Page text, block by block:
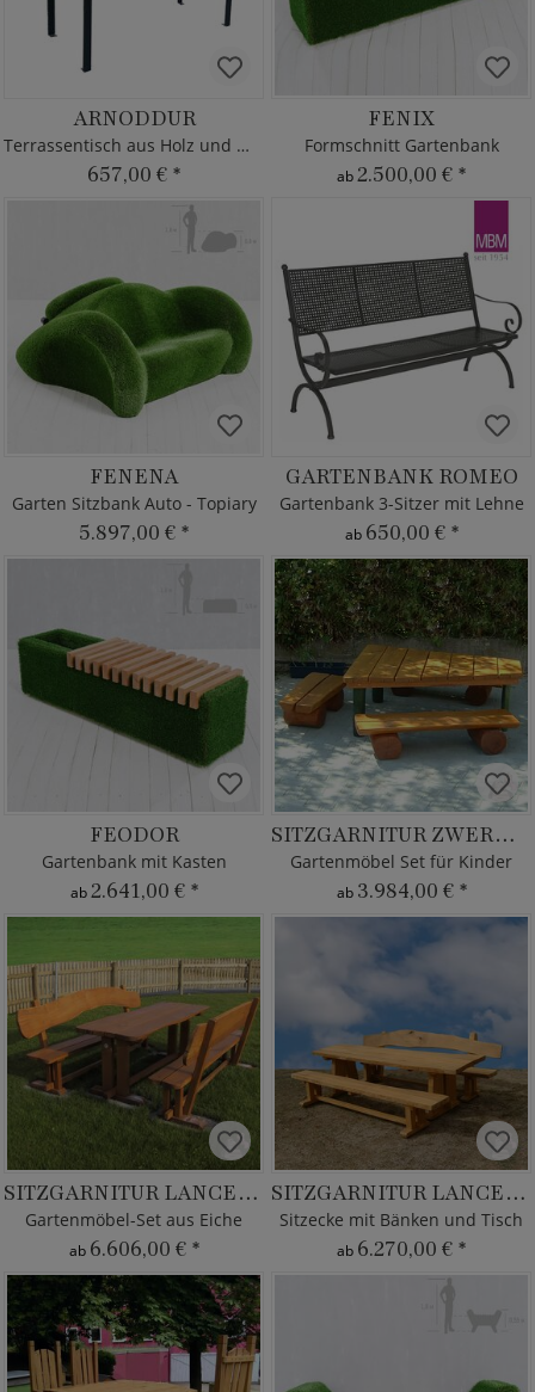
ARNODDUR
Terrassentisch aus Holz und Metall
657,00 € *
FENIX
Formschnitt Gartenbank
ab2.500,00 € *
FENENA
Garten Sitzbank Auto - Topiary
5.897,00 € *
GARTENBANK ROMEO
Gartenbank 3-Sitzer mit Lehne
ab 650,00 € *
FEODOR
Gartenbank mit Kasten
ab2.641,00 € *
SITZGARNITUR ZWERGENLAND
Gartenmöbel Set für Kinder
ab 3.984,00 € *
SITZGARNITUR LANCELOT
Gartenmöbel-Set aus Eiche
ab 6.606,00 € *
SITZGARNITUR LANCELOT
Sitzecke mit Bänken und Tisch
ab 6.270,00 € *